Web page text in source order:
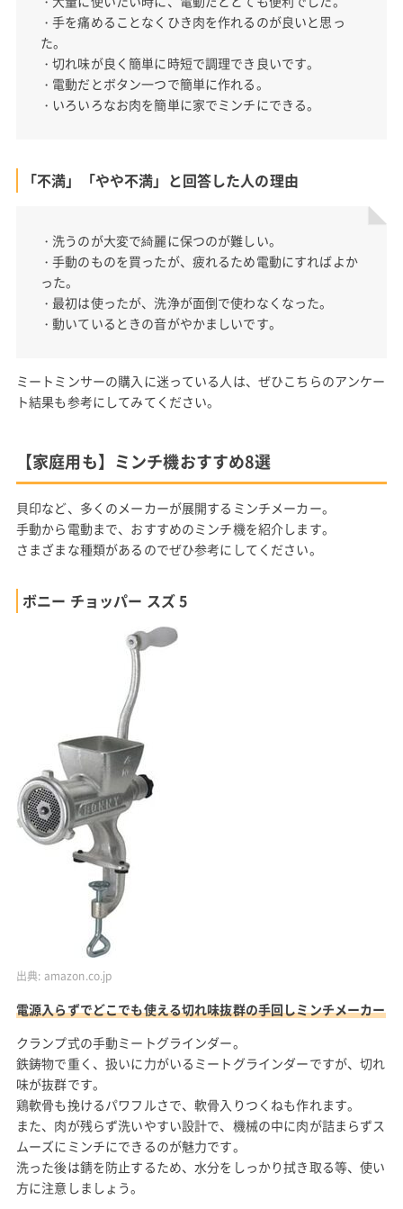
・手を痛めることなくひき肉を作れるのが良いと思っ
た。
・切れ味が良く簡単に時短で調理でき良いです。
・ 電動だとボタン一つで簡単に作れる。
・ いろいろなお肉を簡単に家でミンチにできる。
「不満」「やや不満」と回答した人の理由
・ 洗うのが大変で綺麗に保つのが難しい。
・手動のものを買ったが、疲れるため電動にすればよか
った。
・ 最初は使ったが、洗浄が面倒で使わなくなった。
・動いているときの音がやかましいです。
ミートミンサーの購入に迷っている人は、ぜひこちらのアンケー
ト結果も参考にしてみてください。
【家庭用も】ミンチ機おすすめ8選
貝印など、多くのメーカーが展開するミンチメーカー。
手動から電動まで、おすすめのミンチ機を紹介します。
さまざまな種類があるのでぜひ参考にしてください。
ボニー チョッパー スズ 5
出典: amazon.co.jp
電源入らずでどこでも使える切れ味抜群の手回しミンチメーカー
クランプ式の手動ミートグラインダー。
鉄鋳物で重く、扱いに力がいるミートグラインダーですが、切れ
味が抜群です。
鶏軟骨も挽けるパワフルさで、軟骨入りつくねも作れます。
また、肉が残らず洗いやすい設計で、機械の中に肉が詰まらずス
ムーズにミンチにできるのが魅力です。
洗った後は錆を防止するため、水分をしっかり拭き取る等、使い
方に注意しましょう。